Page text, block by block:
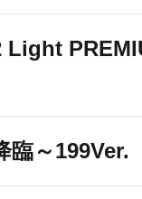
Light
臨～199Ver.